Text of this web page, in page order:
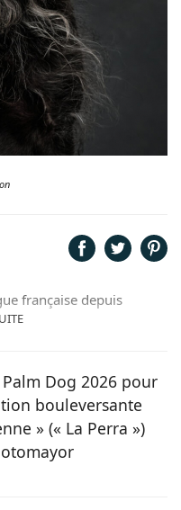
française depuis
et les faire vivre.
Dog 2026 pour
bouleversante
» (« La Perra »)